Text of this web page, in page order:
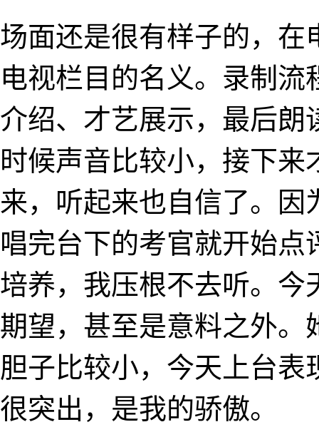
场面还是很有样子的，在
电视栏目的名义。录制
介绍、才艺展示，最后朗
时候声音比较小，接下
来，听起来也自信了。
唱完台下的考官就开始
培养，我压根不去听。今
期望，甚至是意料之外。
胆子比较小，今天上台
很突出，是我的骄傲。